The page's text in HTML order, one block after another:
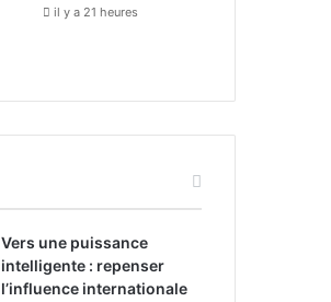
il y a 21 heures
Vers une puissance
intelligente : repenser
l’influence internationale